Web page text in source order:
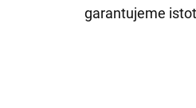
garantujeme